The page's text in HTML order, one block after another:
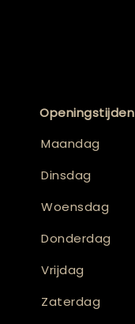
Openingstijden
Maandag
Dinsdag
Woensdag
Donderdag
Vrijdag
Zaterdag